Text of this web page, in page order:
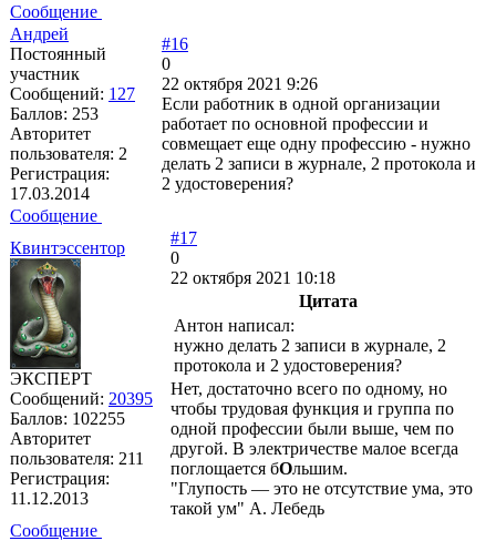
Сообщение
Андрей
Постоянный
участник
Сообщений: 127
Баллов: 253
Авторитет
пользователя: 2
Регистрация:
17.03.2014
#16
0
22 октября 2021 9:26
Если работник в одной организации
работает по основной профессии и
совмещает еще одну профессию - нужно
делать 2 записи в журнале, 2 протокола и
2 удостоверения?
Сообщение
Квинтэссентор
ЭКСПЕРТ
Сообщений: 20395
Баллов: 102255
Авторитет
пользователя: 211
Регистрация:
11.12.2013
#17
0
22 октября 2021 10:18
Цитата
Антон написал:
нужно делать 2 записи в журнале, 2
протокола и 2 удостоверения?
Нет, достаточно всего по одному, но
чтобы трудовая функция и группа по
одной профессии были выше, чем по
другой. В электричестве малое всегда
поглощается бОльшим.
"Глупость — это не отсутствие ума, это
такой ум" А. Лебедь
Сообщение